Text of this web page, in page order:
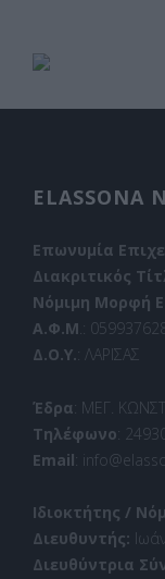
ELASSONA
Επωνυμία
Διακριτικός
Νόμιμη Μορφή
Α.Φ.Μ.:
Δ.Ο.Υ.: ΛΑΡΙΣΑΣ
Έδρα: ΜΕΓ.
Τηλέφωνο:
Email:
Ιδιοκτήτης /
Διευθυντής:
Διευθύντρια